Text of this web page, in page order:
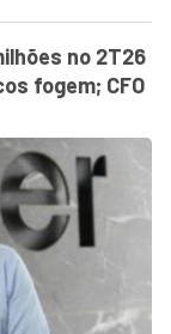
no 2T26
fogem; CFO